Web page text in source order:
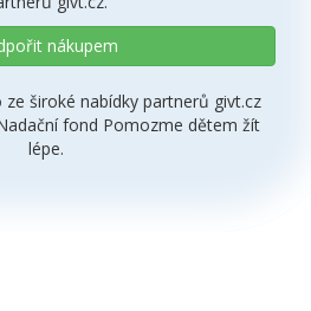
nákupem
široké nabídky partnerů givt.cz
fond Pomozme dětem žít
lépe.